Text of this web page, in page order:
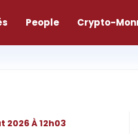
People Crypto-
2026 À 12h03